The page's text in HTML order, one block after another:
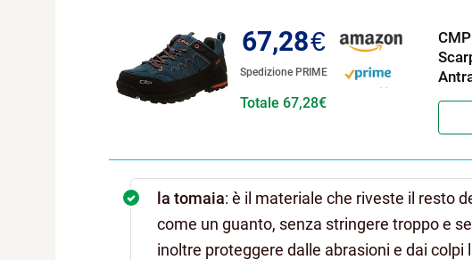
67,28€
Spedizione PRIME
Totale 67,28€
la tomaia: è il materiale che riveste il resto
come un guanto, senza stringere troppo e
inoltre proteggere dalle abrasioni e dai colpi